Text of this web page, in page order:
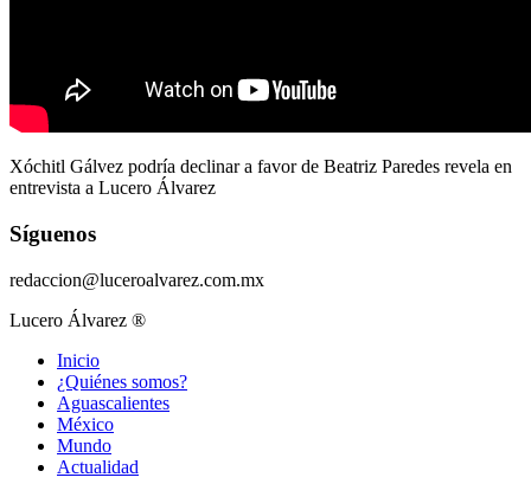
Xóchitl Gálvez podría declinar a favor de Beatriz Paredes revela en
entrevista a Lucero Álvarez
Síguenos
redaccion@luceroalvarez.com.mx
Lucero Álvarez ®
Inicio
¿Quiénes somos?
Aguascalientes
México
Mundo
Actualidad